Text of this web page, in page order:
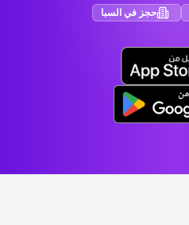
حجز في السبا